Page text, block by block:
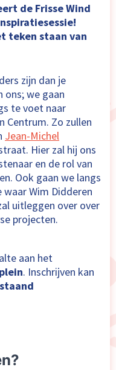
de Frisse Wind
teken staan van
zijn dan je
ons; we gaan
te voet naar
Centrum. Zo zullen
Jean-Michel
Hier zal hij ons
en de rol van
Ook gaan we langs
Wim Didderen
uitleggen over over
projecten.
aan het
. Inschrijven kan